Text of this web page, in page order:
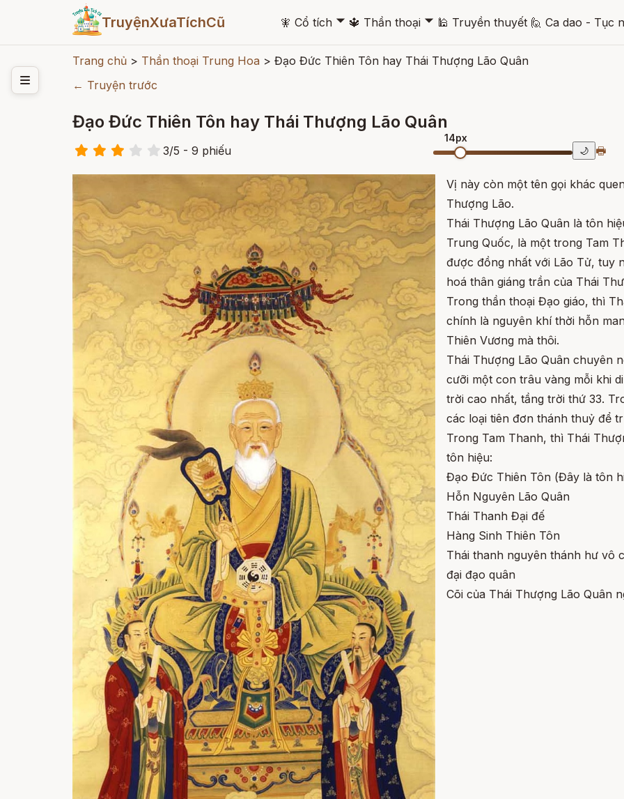
TruyệnXưaTíchCũ 🧚 Cổ tích 🞃 🔱 Thần thoại 🞃 🕌 Truyền thuyết 🙋 Ca dao - Tục
Trang chủ > Thần thoại Trung Hoa > Đạo Đức Thiên Tôn hay Thái Thượng Lão Quân
← Truyện trước
Đạo Đức Thiên Tôn hay Thái Thượng Lão Quân
3/5 - 9 phiếu
14px
🌙 🖶
Vị này còn một tên gọi khác
Thượng Lão.
Thái Thượng Lão Quân là tôn
Trung Quốc, là một trong Tam
được đồng nhất với Lão Tử, tuy
hoá thân giáng trần của Thái
Trong thần thoại Đạo giáo, thì
chính là nguyên khí thời hỗn
Thiên Vương mà thôi.
Thái Thượng Lão Quân chuyên
cưỡi một con trâu vàng mỗi khi
trời cao nhất, tầng trời thứ 33.
các loại tiên đơn thánh thuỷ để
Trong Tam Thanh, thì Thái
tôn hiệu:
Đạo Đức Thiên Tôn (Đây là tôn
Hỗn Nguyên Lão Quân
Thái Thanh Đại đế
Hàng Sinh Thiên Tôn
Thái thanh nguyên thánh hư vô
đại đạo quân
Cõi của Thái Thượng Lão Quân